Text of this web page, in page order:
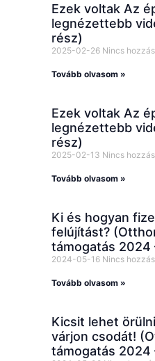
Ezek voltak Az
legnézettebb
rész)
2025-02-26 Nincs
Tovább olvasom »
Ezek voltak Az
legnézettebb
rész)
2025-02-13 Nincs
Tovább olvasom »
Ki és hogyan
felújítást?
támogatás 2024
2024-05-16 Nincs
Tovább olvasom »
Kicsit lehet
várjon csodát!
támogatás 2024